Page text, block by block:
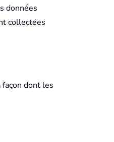
données
collectées
dont les